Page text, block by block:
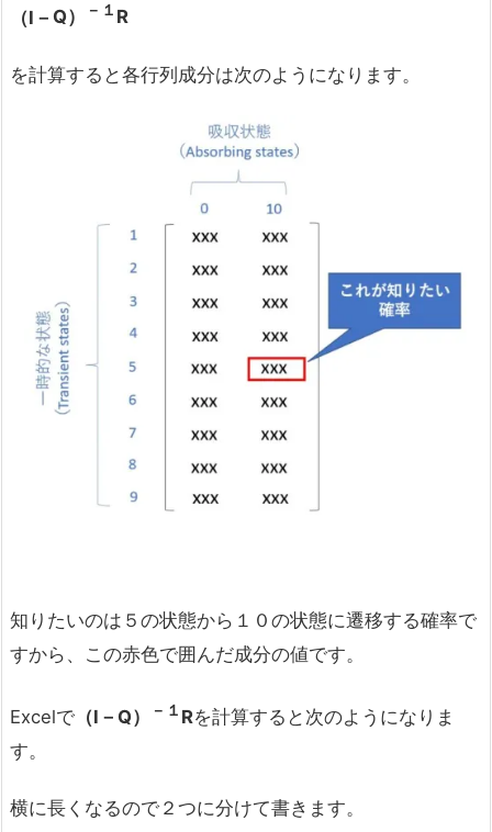
（Ⅰ－ Q） －１ R
を計算すると各行列成分は次のようになります。
知りたいのは５の状態から１０の状態に遷移する確率で
すから、この赤色で囲んだ成分の値です。
Excelで （Ⅰ－Q） －１ Rを計算すると次のようになりま
す。
横に長くなるので２つに分けて書きます。